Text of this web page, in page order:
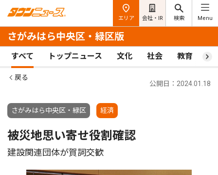
エリア 会社・IR 検索 Menu
さがみはら中央区・緑区版
すべて トップニュース 文化 社会 教育 ス
戻る
さがみはら中央区・緑区 経済
公開日：2024.01.18
被災地思い寄せ役割確認
建設関連団体が賀詞交歓